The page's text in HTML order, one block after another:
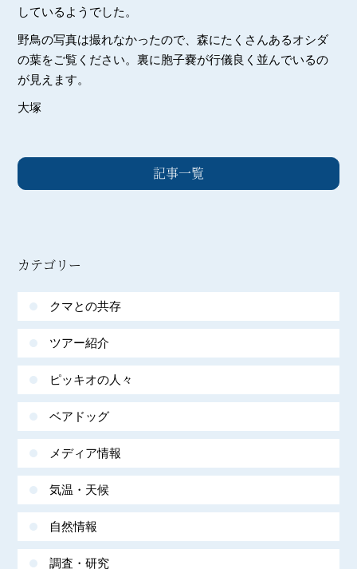
しているようでした。
野鳥の写真は撮れなかったので、森にたくさんあるオシダ
の葉をご覧ください。裏に胞子嚢が行儀良く並んでいるの
が見えます。
大塚
記事一覧
カテゴリー
クマとの共存
ツアー紹介
ピッキオの人々
ベアドッグ
メディア情報
気温・天候
自然情報
調査・研究